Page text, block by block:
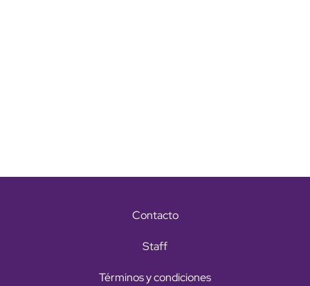
Contacto
Staff
Términos y condiciones